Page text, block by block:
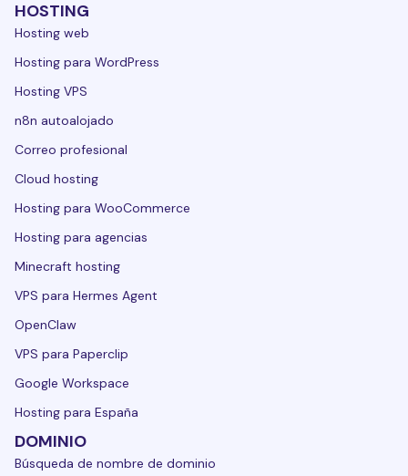
HOSTING
Hosting web
Hosting para WordPress
Hosting VPS
n8n autoalojado
Correo profesional
Cloud hosting
Hosting para WooCommerce
Hosting para agencias
Minecraft hosting
VPS para Hermes Agent
OpenClaw
VPS para Paperclip
Google Workspace
Hosting para España
DOMINIO
Búsqueda de nombre de dominio